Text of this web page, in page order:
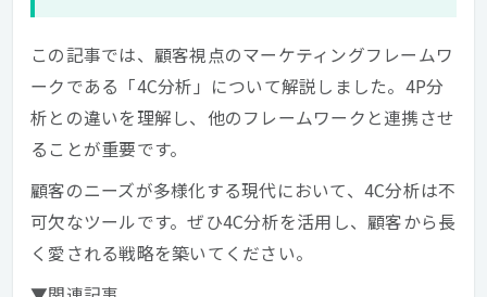
この記事では、顧客視点のマーケティングフレームワ
ークである「4C分析」について解説しました。4P分
析との違いを理解し、他のフレームワークと連携させ
ることが重要です。
顧客のニーズが多様化する現代において、4C分析は不
可欠なツールです。ぜひ4C分析を活用し、顧客から長
く愛される戦略を築いてください。